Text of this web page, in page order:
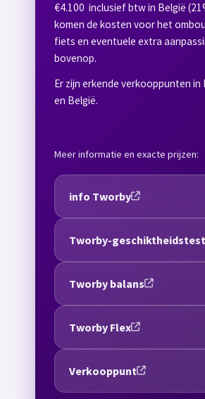
€4.100 inclusief btw in België
komen de kosten voor het
fiets en eventuele extra
bovenop.
Er zijn erkende verkooppunten in
en België.
Meer informatie en exacte prijzen:
info Tworby
Tworby-geschiktheidstest
Tworby balans
Tworby Flex
Verkooppunt